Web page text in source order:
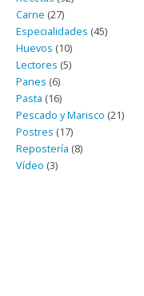
Carne (27)
Especialidades (45)
Huevos (10)
Lectores (5)
Panes (6)
Pasta (16)
Pescado y Marisco (21)
Postres (17)
Repostería (8)
Vídeo (3)